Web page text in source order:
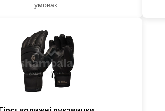
умовах.